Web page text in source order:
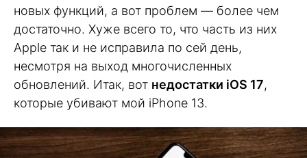
новых функций, а вот проблем — более чем
достаточно. Хуже всего то, что часть из них
Apple так и не исправила по сей день,
несмотря на выход многочисленных
обновлений. Итак, вот недостатки iOS 17,
которые убивают мой iPhone 13.